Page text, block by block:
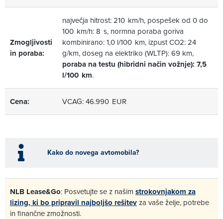
Zmogljivosti
in poraba:
največja hitrost: 210 km/h, pospešek od 0 do
100 km/h: 8 s, normna poraba goriva
kombinirano: 1,0 l/100 km, izpust CO2: 24
g/km, doseg na elektriko (WLTP): 69 km,
poraba na testu (hibridni način vožnje): 7,5
l/100 km.
Cena: VCAG: 46.990 EUR
Kako do novega avtomobila?
NLB Lease&Go: Posvetujte se z našim strokovnjakom za
lizing, ki bo pripravil najboljšo rešitevza vaše želje, potrebe
in finančne zmožnosti.